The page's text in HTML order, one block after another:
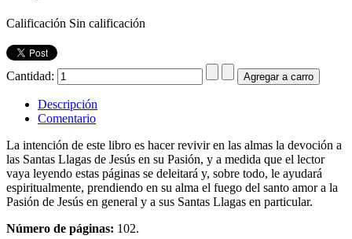
Calificación Sin calificación
Cantidad:
Descripción
Comentario
La intención de este libro es hacer revivir en las almas la devoción a
las Santas Llagas de Jesús en su Pasión, y a medida que el lector
vaya leyendo estas páginas se deleitará y, sobre todo, le ayudará
espiritualmente, prendiendo en su alma el fuego del santo amor a la
Pasión de Jesús en general y a sus Santas Llagas en particular.
Número de páginas: 102.